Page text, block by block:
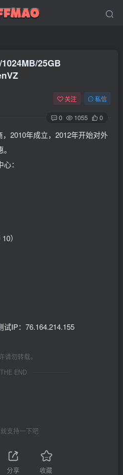
25GB
关注 私信
0 1055 0
2010年成立，2012年开始对外
：
）
IP：76.164.214.155
勿转载。
THE END
支持一下吧
分享 收藏